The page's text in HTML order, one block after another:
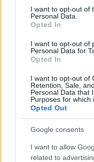
consent section.
I want to opt-out of
Personal Data.
Opted In
I want to opt-out of
Personal Data for
Opted In
I want to opt-out of
Retention, Sale,
Personal Data that
Purposes for which
Opted Out
Google consents
I want to allow
related to